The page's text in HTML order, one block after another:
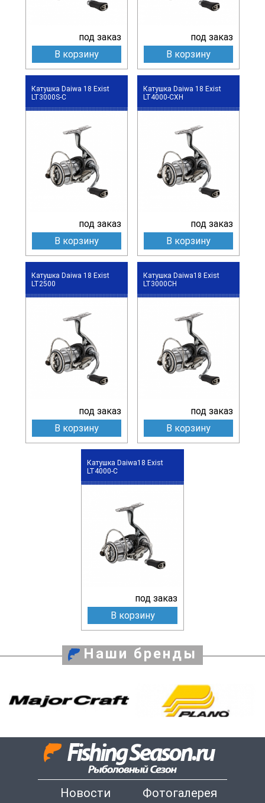
под заказ
В корзину
под заказ
В корзину
Катушка Daiwa 18 Exist
LT3000S-C
под заказ
В корзину
Катушка Daiwa 18 Exist
LT4000-CXH
под заказ
В корзину
Катушка Daiwa 18 Exist
LT2500
под заказ
В корзину
Катушка Daiwa18 Exist
LT3000CH
под заказ
В корзину
Катушка Daiwa18 Exist
LT4000-C
под заказ
В корзину
Наши бренды
Новости Фотогалерея